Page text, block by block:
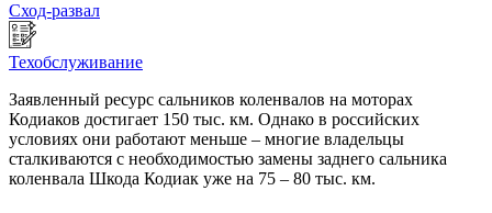
Сход-развал
Техобслуживание
Заявленный ресурс сальников коленвалов на моторах
Кодиаков достигает 150 тыс. км. Однако в российских
условиях они работают меньше – многие владельцы
сталкиваются с необходимостью замены заднего сальника
коленвала Шкода Кодиак уже на 75 – 80 тыс. км.